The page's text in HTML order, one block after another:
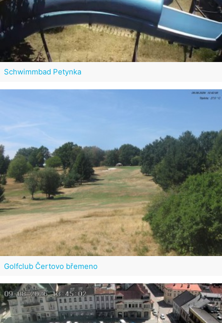
Schwimmbad Petynka
Golfclub Čertovo břemeno